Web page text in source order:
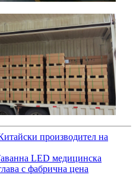
производител на
LED медицинска
с фабрична цена